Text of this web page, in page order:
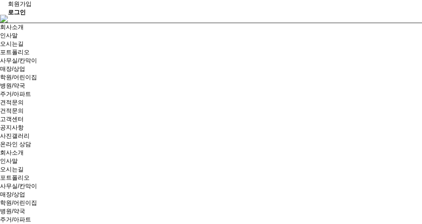
회원가입
로그인
회사소개
인사말
오시는길
포트폴리오
사무실/칸막이
매장/상업
학원/어린이집
병원/약국
주거/아파트
견적문의
건적문의
고객센터
공지사항
사진갤러리
온라인 상담
회사소개
인사말
오시는길
포트폴리오
사무실/칸막이
매장/상업
학원/어린이집
병원/약국
주거/아파트